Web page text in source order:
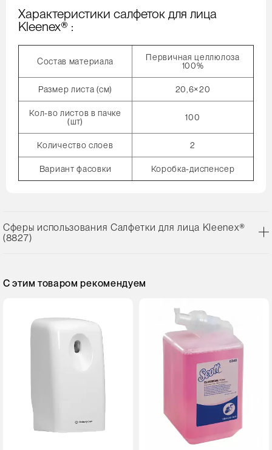
Характеристики салфеток для лица
Kleenex® :
Состав материала
Первичная целлюлоза
100%
Размер листа (см) 20,6×20
Кол-во листов в пачке
(шт)
100
Количество слоев 2
Вариант фасовки Коробка-диспенсер
Сферы использования Салфетки для лица Kleenex®
(8827)
С этим товаром рекомендуем